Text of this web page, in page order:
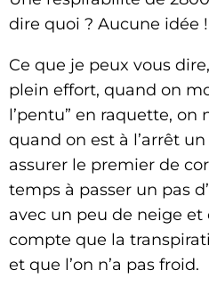
dire quoi ? Aucune idée
Ce que je peux vous
plein effort, quand on
l’pentu” en raquette, on
quand on est à l’arrêt
assurer le premier de
temps à passer un pas
avec un peu de neige et
compte que la
et que l’on n’a pas froid.